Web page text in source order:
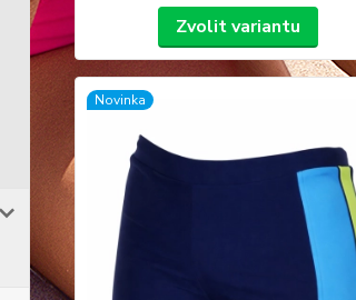
Zvolit variantu
Novinka